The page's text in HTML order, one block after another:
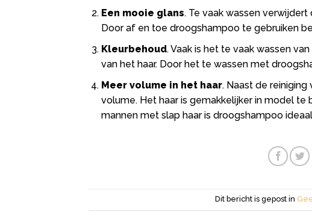
Een mooie glans. Te vaak wassen
Door af en toe droogshampoo te gebruiken
Kleurbehoud. Vaak is het te vaak wassen
van het haar. Door het te wassen met
Meer volume in het haar. Naast de
volume. Het haar is gemakkelijker in model
mannen met slap haar is droogshampoo
Dit bericht is gepost in